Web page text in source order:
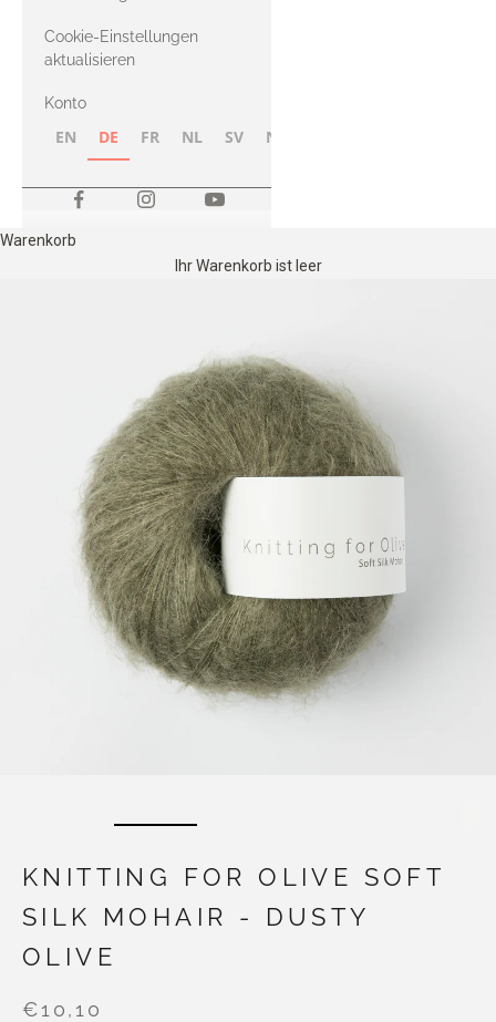
Cookie-Einstellungen
aktualisieren
Konto
EN DE FR NL SV NB
Warenkorb
Ihr Warenkorb ist leer
KNITTING FOR OLIVE SOFT
SILK MOHAIR - DUSTY
OLIVE
€10,10